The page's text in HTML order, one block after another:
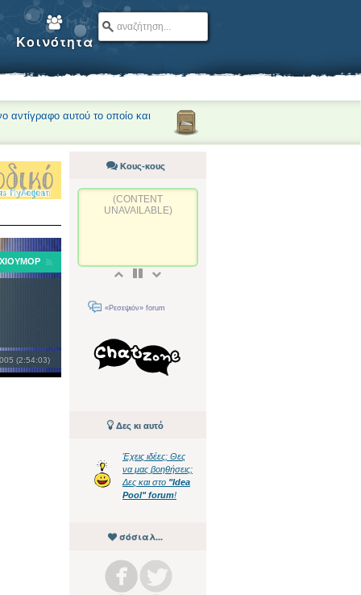
Κοινότητα
αντίγραφο αυτού το οποίο και
ΧΙΟΎΜΟΡ
(2:54:03)
Κους-κους
UNAVAILABLE)
«Ρεσεψιόν» forum
Δες κι αυτό
Έχεις ιδέες; Θες
να μας βοηθήσεις;
Δες και στο "Idea
Pool" forum!
σόσιαλ...